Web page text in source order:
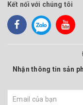
Kết nối với chúng tôi
Nhận thông tin sản